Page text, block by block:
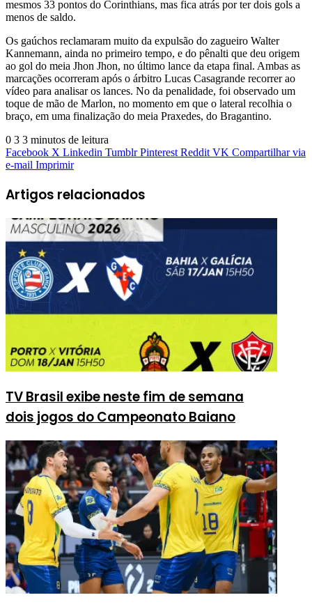
mesmos 33 pontos do Corinthians, mas fica atrás por ter dois gols a
menos de saldo.
Os gaúchos reclamaram muito da expulsão do zagueiro Walter
Kannemann, ainda no primeiro tempo, e do pênalti que deu origem
ao gol do meia Jhon Jhon, no último lance da etapa final. Ambas as
marcações ocorreram após o árbitro Lucas Casagrande recorrer ao
vídeo para analisar os lances. No da penalidade, foi observado um
toque de mão de Marlon, no momento em que o lateral recolhia o
braço, em uma finalização do meia Praxedes, do Bragantino.
0 3 3 minutos de leitura
Facebook X Linkedin Tumblr Pinterest Reddit VK Compartilhar via
e-mail Imprimir
Artigos relacionados
TV Brasil exibe neste fim de semana
dois jogos do Campeonato Baiano